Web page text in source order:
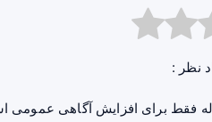
فقط برای افزایش آگاهی عمومی